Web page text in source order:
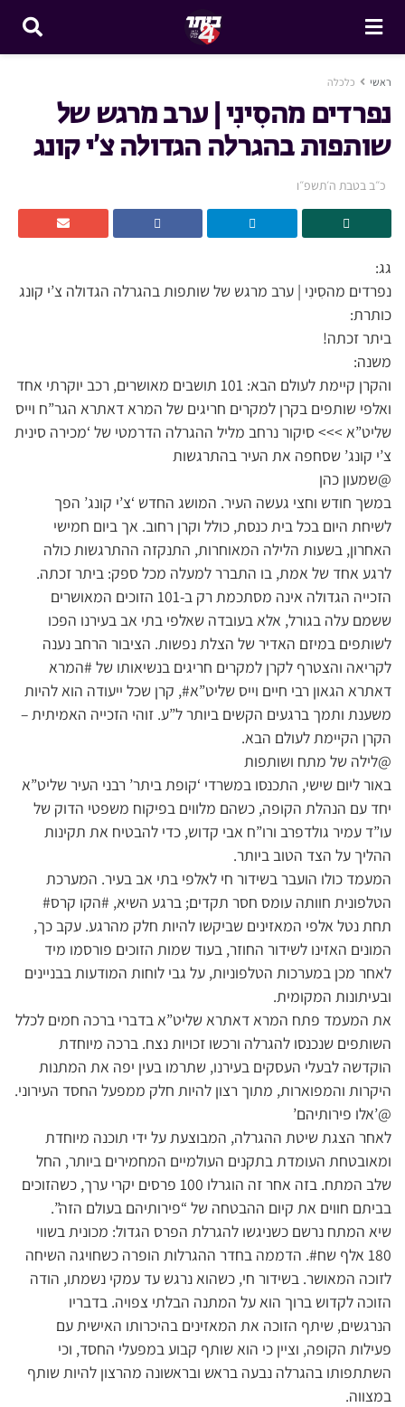
ראשי כלכלה
נפרדים מהסִינִי | ערב מרגש של
שותפות בהגרלה הגדולה צ’י קונג
כ״ב בטבת ה׳תשפ״ו
גג:
נפרדים מהסִינִי | ערב מרגש של שותפות בהגרלה הגדולה צ’י קונג
כותרת:
ביתר זכתה!
משנה:
והקרן קיימת לעולם הבא: 101 תושבים מאושרים, רכב יוקרתי אחד
ואלפי שותפים בקרן למקרים חריגים של המרא דאתרא הגר”ח וייס
שליט”א >>> סיקור נרחב מליל ההגרלה הדרמטי של ‘מכירה סינית
צ’י קונג’ שסחפה את העיר בהתרגשות
@שמעון כהן
במשך חודש וחצי געשה העיר. המושג החדש ‘צ’י קונג’ הפך
לשיחת היום בכל בית כנסת, כולל וקרן רחוב. אך ביום חמישי
האחרון, בשעות הלילה המאוחרות, התנקזה ההתרגשות כולה
לרגע אחד של אמת, בו התברר למעלה מכל ספק: ביתר זכתה.
הזכייה הגדולה אינה מסתכמת רק ב-101 הזוכים המאושרים
ששמם עלה בגורל, אלא בעובדה שאלפי בתי אב בעירנו הפכו
לשותפים במיזם האדיר של הצלת נפשות. הציבור הרחב נענה
לקריאה והצטרף לקרן למקרים חריגים בנשיאותו של #המרא
דאתרא הגאון רבי חיים וייס שליט”א#, קרן שכל ייעודה הוא להיות
משענת ותמך ברגעים הקשים ביותר ל”ע. זוהי הזכייה האמיתית –
הקרן הקיימת לעולם הבא.
@לילה של מתח ושותפות
באור ליום שישי, התכנסו במשרדי ‘קופת ביתר’ רבני העיר שליט”א
יחד עם הנהלת הקופה, כשהם מלווים בפיקוח משפטי הדוק של
עו”ד עמיר גולדפרב ורו”ח אבי קדוש, כדי להבטיח את תקינות
ההליך על הצד הטוב ביותר.
המעמד כולו הועבר בשידור חי לאלפי בתי אב בעיר. המערכת
הטלפונית חוותה עומס חסר תקדים; ברגע השיא, #הקו קרס#
תחת נטל אלפי המאזינים שביקשו להיות חלק מהרגע. עקב כך,
המונים האזינו לשידור החוזר, בעוד שמות הזוכים פורסמו מיד
לאחר מכן במערכות הטלפוניות, על גבי לוחות המודעות בבניינים
ובעיתונות המקומית.
את המעמד פתח המרא דאתרא שליט”א בדברי ברכה חמים לכלל
השותפים שנכנסו להגרלה ורכשו זכויות נצח. ברכה מיוחדת
הוקדשה לבעלי העסקים בעירנו, שתרמו בעין יפה את המתנות
היקרות והמפוארות, מתוך רצון להיות חלק ממפעל החסד העירוני.
@’אלו פירותיהם’
לאחר הצגת שיטת ההגרלה, המבוצעת על ידי תוכנה מיוחדת
ומאובטחת העומדת בתקנים העולמיים המחמירים ביותר, החל
שלב המתח. בזה אחר זה הוגרלו 100 פרסים יקרי ערך, כשהזוכים
בביתם חווים את קיום ההבטחה של “פירותיהם בעולם הזה”.
שיא המתח נרשם כשניגשו להגרלת הפרס הגדול: מכונית בשווי
180 אלף שח#. הדממה בחדר ההגרלות הופרה כשחויגה השיחה
לזוכה המאושר. בשידור חי, כשהוא נרגש עד עמקי נשמתו, הודה
הזוכה לקדוש ברוך הוא על המתנה הבלתי צפויה. בדבריו
הנרגשים, שיתף הזוכה את המאזינים בהיכרותו האישית עם
פעילות הקופה, וציין כי הוא שותף קבוע במפעלי החסד, וכי
השתתפותו בהגרלה נבעה בראש ובראשונה מהרצון להיות שותף
במצווה.